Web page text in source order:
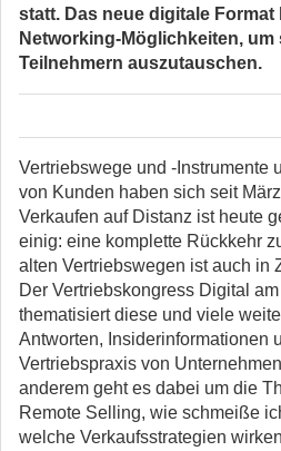
statt. Das neue digitale
Networking-Möglichkeiten, um
Teilnehmern auszutauschen.
Vertriebswege und -Instrumente
von Kunden haben sich seit
Verkaufen auf Distanz ist heute
einig: eine komplette Rückkehr
alten Vertriebswegen ist auch in
Der Vertriebskongress Digital
thematisiert diese und viele
Antworten, Insiderinformationen
Vertriebspraxis von
anderem geht es dabei um die
Remote Selling, wie schmeiße
welche Verkaufsstrategien